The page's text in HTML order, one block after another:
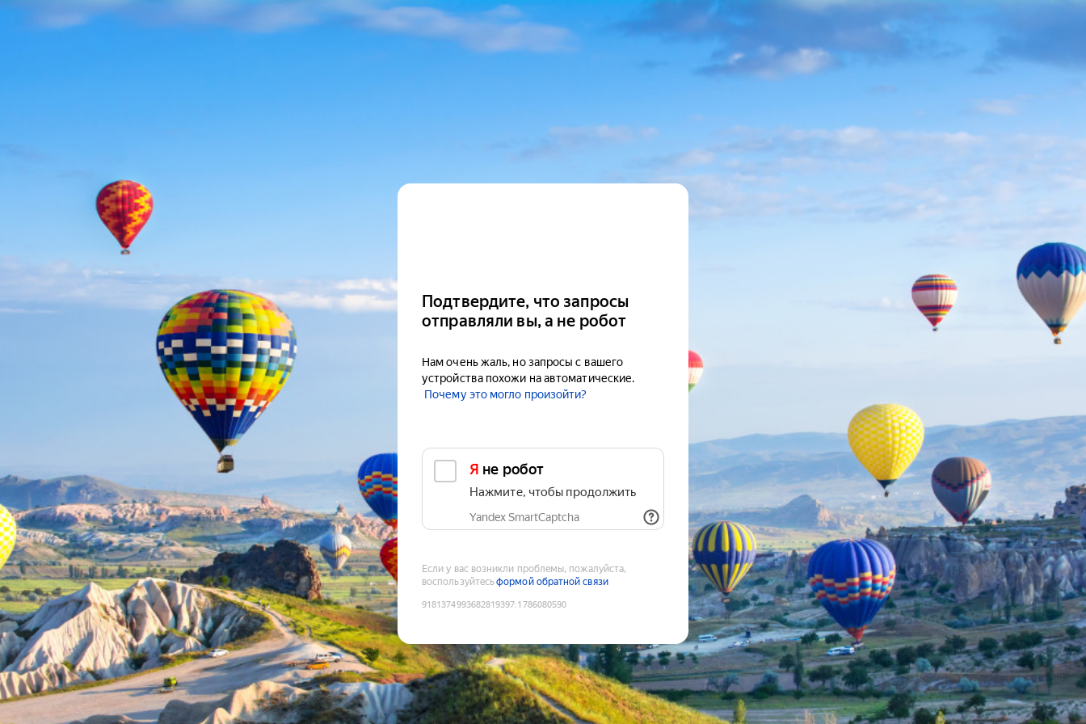
Подтвердите, что запросы
отправляли вы, а не робот
Нам очень жаль, но запросы с вашего
устройства похожи на автоматические.
Почему это могло произойти?
Я не робот
Нажмите, чтобы продолжить
Yandex SmartCaptcha
Если у вас возникли проблемы, пожалуйста,
воспользуйтесьформой обратной связи
9181374993682819397:1786080590